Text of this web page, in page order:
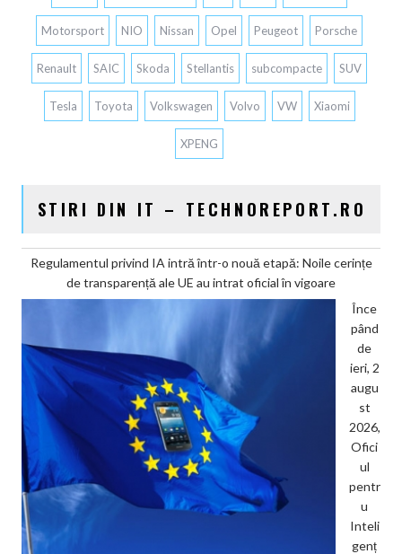
Motorsport NIO Nissan Opel Peugeot Porsche
Renault SAIC Skoda Stellantis subcompacte SUV
Tesla Toyota Volkswagen Volvo VW Xiaomi
XPENG
STIRI DIN IT – TECHNOREPORT.RO
Regulamentul privind IA intră într-o nouă etapă: Noile cerințe
de transparență ale UE au intrat oficial în vigoare
Înce
pând
de
ieri, 2
augu
st
2026,
Ofici
ul
pentr
u
Inteli
genț